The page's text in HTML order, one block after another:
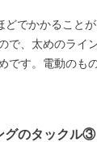
でかかること
で、太めのライ
です。電動のも
グのタックル